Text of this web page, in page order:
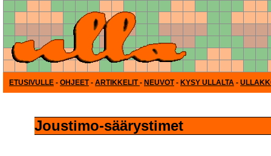
ETUSIVULLE - OHJEET- ARTIKKELIT- NEUVOT- KYSY ULLALTA -
Joustimo-säärystimet